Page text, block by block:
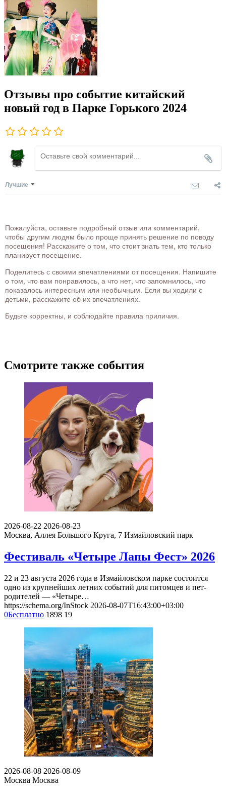
Отзывы про событие китайский
новый год в Парке Горького 2024
Лучшие
Пожалуйста, оставьте подробный отзыв или комментарий,
чтобы другим людям было проще принять решение по поводу
посещения! Расскажите о том, что стоит знать тем, кто только
планирует посещение.
Поделитесь с своими впечатлениями от посещения. Напишите
о том, что вам понравилось, а что нет, что запомнилось, что
показалось интересным или необычным. Если вы ходили с
детьми, расскажите об их впечатлениях.
Будьте корректны, и соблюдайте правила приличия.
Смотрите также события
2026-08-22 2026-08-23
Москва, Аллея Большого Круга, 7 Измайловский парк
Фестиваль «Четыре Лапы Фест» 2026
22 и 23 августа 2026 года в Измайловском парке состоится
одно из крупнейших летних событий для питомцев и пет-
родителей — «Четыре…
https://schema.org/InStock 2026-08-07T16:43:00+03:00
0Бесплатно 1898 19
2026-08-08 2026-08-09
Москва Москва